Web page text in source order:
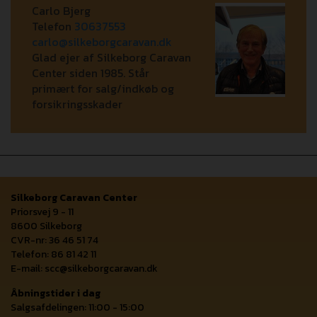
Carlo Bjerg
Telefon 30637553
carlo@silkeborgcaravan.dk
Glad ejer af Silkeborg Caravan
Center siden 1985. Står
primært for salg/indkøb og
forsikringsskader
Silkeborg Caravan Center
Priorsvej 9 - 11
8600 Silkeborg
CVR-nr: 36 46 51 74
Telefon: 86 81 42 11
E-mail: scc@silkeborgcaravan.dk
Åbningstider i dag
Salgsafdelingen: 11:00 - 15:00